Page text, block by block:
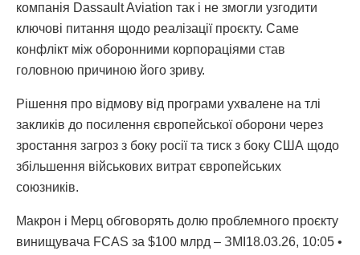
компанія Dassault Aviation так і не змогли узгодити
ключові питання щодо реалізації проєкту. Саме
конфлікт між оборонними корпораціями став
головною причиною його зриву.
Рішення про відмову від програми ухвалене на тлі
закликів до посилення європейської оборони через
зростання загроз з боку росії та тиск з боку США щодо
збільшення військових витрат європейських
союзників.
Макрон і Мерц обговорять долю проблемного проєкту
винищувача FCAS за $100 млрд – ЗМІ18.03.26, 10:05 •